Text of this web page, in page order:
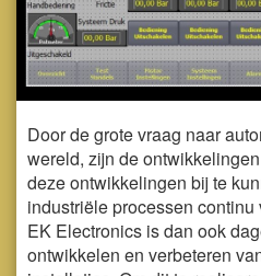
Door de grote vraag naar
wereld, zijn de
deze ontwikkelingen bij te
industriële processen continu
EK Electronics is dan ook
ontwikkelen en verbeteren